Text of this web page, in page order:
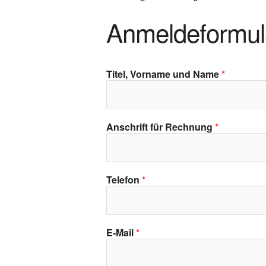
Titel, Vorname und Name*
Anschrift für Rechnung *
Telefon *
E-Mail*